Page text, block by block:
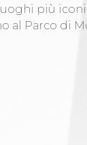
più
al Parco di